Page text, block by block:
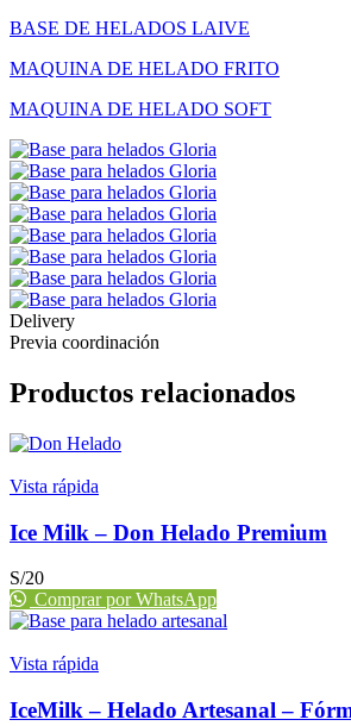
BASE DE HELADOS LAIVE
MAQUINA DE HELADO FRITO
MAQUINA DE HELADO SOFT
Delivery
Previa coordinación
Productos relacionados
Vista rápida
Ice Milk – Don Helado Premium
S/20
Comprar por WhatsApp
Vista rápida
IceMilk – Helado Artesanal –